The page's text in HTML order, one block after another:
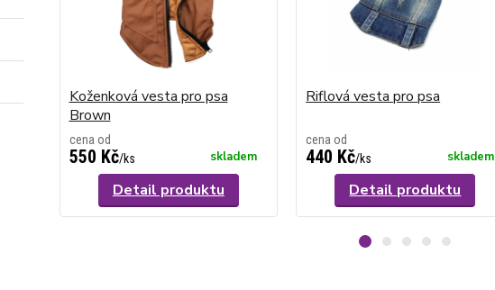
Koženková vesta pro psa
Brown
cena od
550 Kč/ks skladem
Detail produktu
Riflová vesta pro psa
cena od
440 Kč/ks skladem
Detail produktu